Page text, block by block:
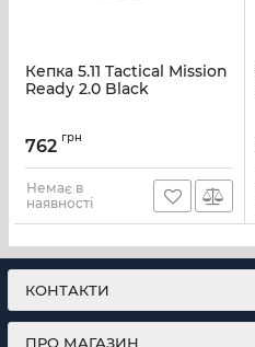
Кепка 5.11 Tactical Mission
Ready 2.0 Black
762 грн
Немає в
наявності
КОНТАКТИ
ПРО МАГАЗИН